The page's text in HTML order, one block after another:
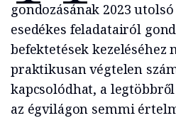
gondozásának 2023
esedékes feladatairól
befektetések
praktikusan végtelen
kapcsolódhat, a
az égvilágon semmi